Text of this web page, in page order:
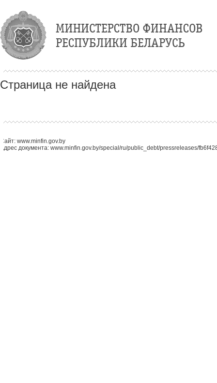
Страница не найдена
Сайт: www.minfin.gov.by
Адрес документа: www.minfin.gov.by/special/ru/public_debt/pressreleases/